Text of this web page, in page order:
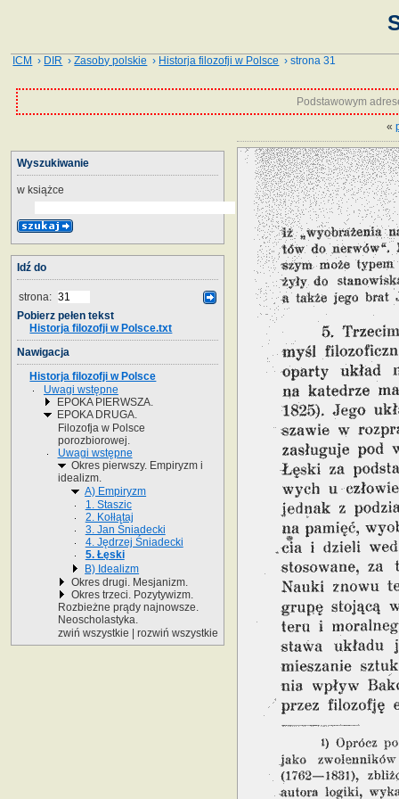
ICM › DIR ›Zasoby polskie › Historja filozofji w Polsce › strona 31
Podstawowym
«
Wyszukiwanie
w książce
Idź do
strona:
Pobierz pełen tekst
Historja filozofji w Polsce.txt
Nawigacja
Historja filozofji w Polsce
Uwagi wstępne
EPOKA PIERWSZA.
EPOKA DRUGA.
Filozofja w Polsce
porozbiorowej.
Uwagi wstępne
Okres pierwszy. Empiryzm i
idealizm.
A) Empiryzm
1. Staszic
2. Kołłątaj
3. Jan Śniadecki
4. Jędrzej Śniadecki
5. Łęski
B) Idealizm
Okres drugi. Mesjanizm.
Okres trzeci. Pozytywizm.
Rozbieżne prądy najnowsze.
Neoscholastyka.
zwiń wszystkie
rozwiń wszystkie